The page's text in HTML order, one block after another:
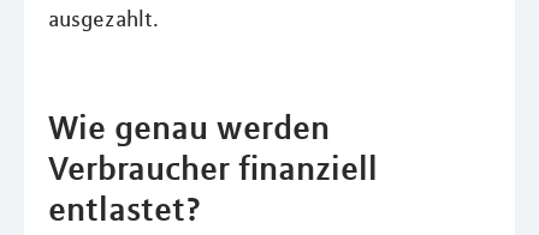
ausgezahlt.
Wie genau werden
Verbraucher finanziell
entlastet?